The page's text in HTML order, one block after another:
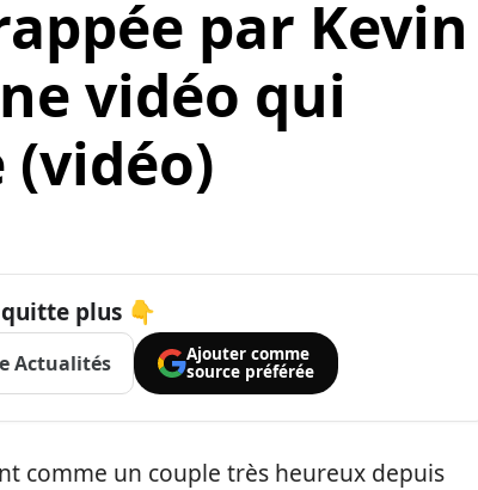
par Kevin
vidéo qui
quitte plus 👇
Actualités
Ajouter comme
source préférée
comme un couple très heureux depuis